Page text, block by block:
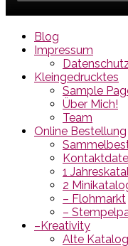
Blog
Impressum
Kleingedrucktes
Sample
Über Mich!
Team
Online Bestellung
1
2
– Flohmarkt
–
–Kreativity
Alte